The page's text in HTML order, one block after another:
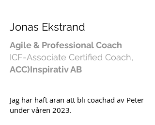
Jonas Ekstrand
Agile & Professional Coach
ICF-Associate Certified Coach,
ACC)Inspirativ AB
Jag har haft äran att bli coachad av Peter
under våren 2023.